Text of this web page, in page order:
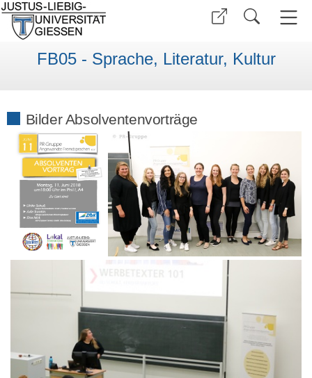
FB05 - Sprache, Literatur, Kultur
Bilder Absolventenvorträge